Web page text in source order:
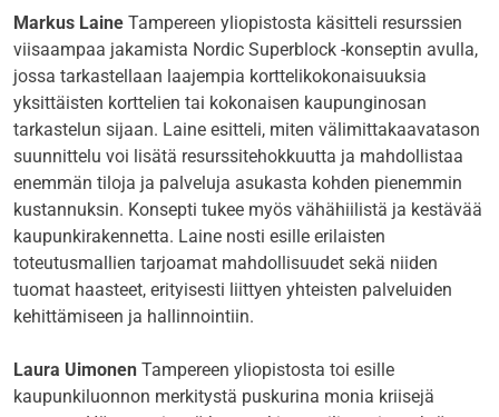
Markus Laine Tampereen yliopistosta käsitteli resurssien
viisaampaa jakamista Nordic Superblock -konseptin avulla,
jossa tarkastellaan laajempia korttelikokonaisuuksia
yksittäisten korttelien tai kokonaisen kaupunginosan
tarkastelun sijaan. Laine esitteli, miten välimittakaavatason
suunnittelu voi lisätä resurssitehokkuutta ja mahdollistaa
enemmän tiloja ja palveluja asukasta kohden pienemmin
kustannuksin. Konsepti tukee myös vähähiilistä ja kestävää
kaupunkirakennetta. Laine nosti esille erilaisten
toteutusmallien tarjoamat mahdollisuudet sekä niiden
tuomat haasteet, erityisesti liittyen yhteisten palveluiden
kehittämiseen ja hallinnointiin.
Laura Uimonen Tampereen yliopistosta toi esille
kaupunkiluonnon merkitystä puskurina monia kriisejä